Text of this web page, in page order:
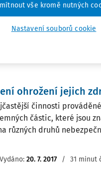
1. Úvod Některá
zaměstnavateli a
nářadím, které může...
ohrožení jejich
činnosti
částic, které jsou
různých druhů
Vydáno: 20. 7. 2017 / 31 minut
Nastavení souborů cookie
vše kromě nutných